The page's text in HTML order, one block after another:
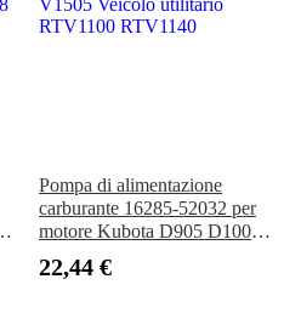
Pompa di alimentazione
carburante 16285-52032 per
motore Kubota D905 D1005
V1505 Veicolo utilitario
22,44 €